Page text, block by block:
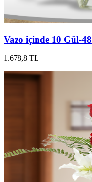
Vazo içinde 10 Gül-48
1.678,8 TL